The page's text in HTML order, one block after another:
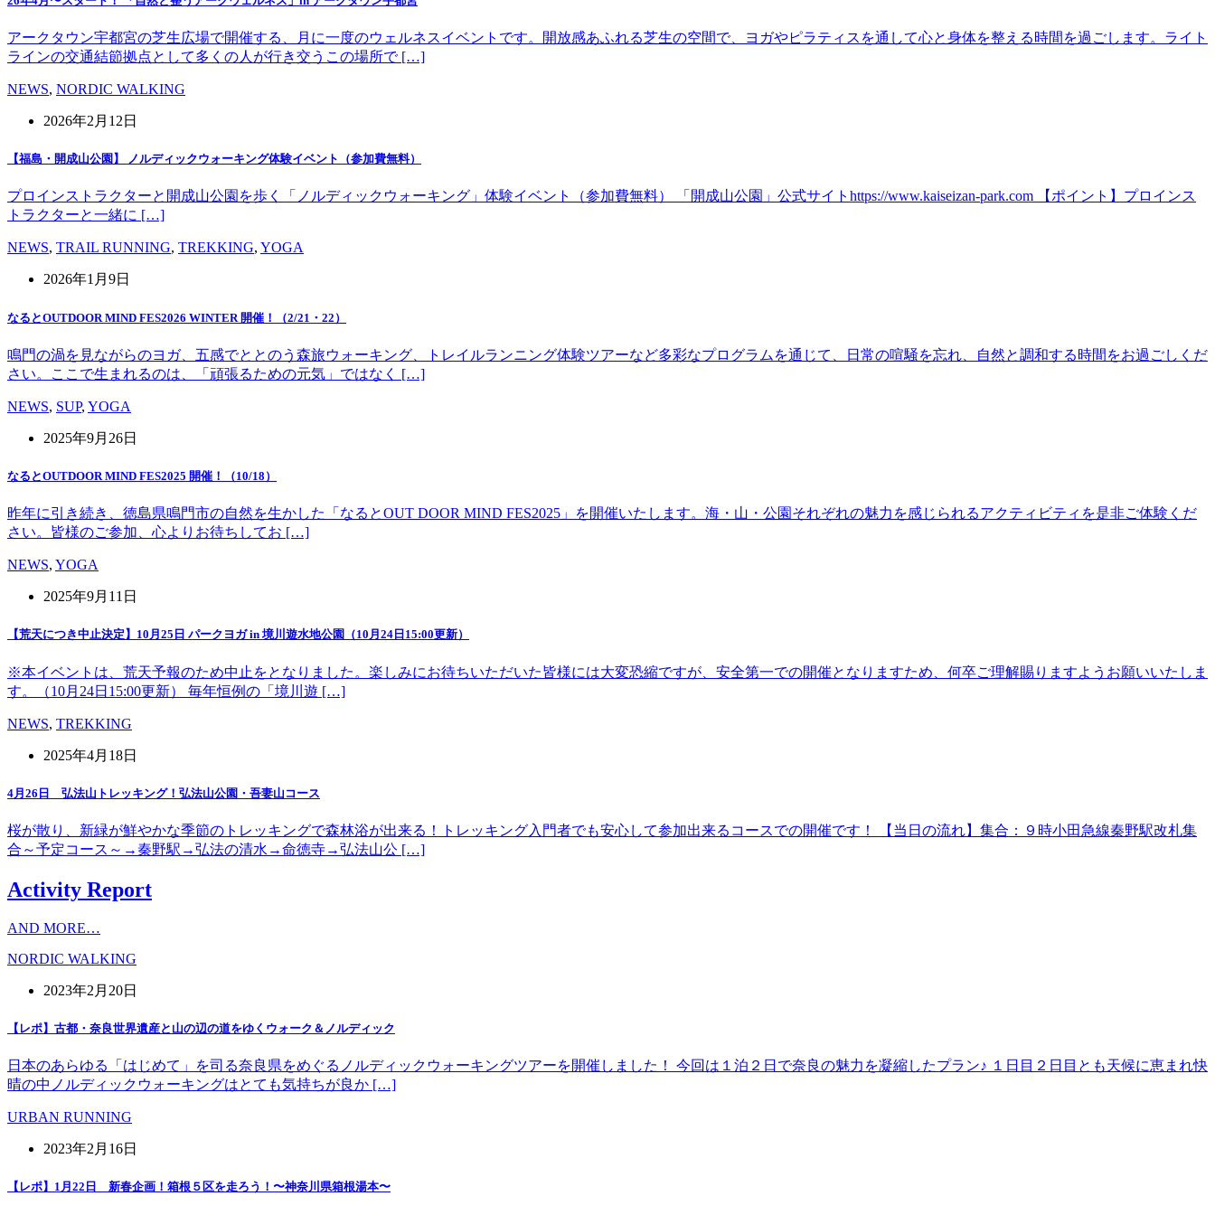
アークタウン宇都宮の芝生広場で開催する、月に一度のウェルネスイベントです。開放感あふれる芝生の空間で、ヨガやピラティスを通して心と身体を整える時間を過ごします。ライト
ラインの交通結節拠点として多くの人が行き交うこの場所で […]
NEWS, NORDIC WALKING
2026年2月12日
【福島・開成山公園】 ノルディックウォーキング体験イベント（参加費無料）
プロインストラクターと開成山公園を歩く「ノルディックウォーキング」体験イベント（参加費無料） 「開成山公園」公式サイトhttps://www.kaiseizan-park.com 【ポイント】プロインス
トラクターと一緒に […]
NEWS, TRAIL RUNNING, TREKKING, YOGA
2026年1月9日
なるとOUTDOOR MIND FES2026 WINTER 開催！（2/21・22）
鳴門の渦を見ながらのヨガ、五感でととのう森旅ウォーキング、トレイルランニング体験ツアーなど多彩なプログラムを通じて、日常の喧騒を忘れ、自然と調和する時間をお過ごしくだ
さい。ここで生まれるのは、「頑張るための元気」ではなく […]
NEWS, SUP, YOGA
2025年9月26日
なるとOUTDOOR MIND FES2025 開催！（10/18）
昨年に引き続き、徳島県鳴門市の自然を生かした「なるとOUT DOOR MIND FES2025」を開催いたします。海・山・公園それぞれの魅力を感じられるアクティビティを是非ご体験くだ
さい。皆様のご参加、心よりお待ちしてお […]
NEWS, YOGA
2025年9月11日
【荒天につき中止決定】10月25日 パークヨガ in 境川遊水地公園（10月24日15:00更新）
※本イベントは、荒天予報のため中止をとなりました。楽しみにお待ちいただいた皆様には大変恐縮ですが、安全第一での開催となりますため、何卒ご理解賜りますようお願いいたしま
す。（10月24日15:00更新） 毎年恒例の「境川遊 […]
NEWS, TREKKING
2025年4月18日
4月26日 弘法山トレッキング！弘法山公園・吾妻山コース
桜が散り、新緑が鮮やかな季節のトレッキングで森林浴が出来る！トレッキング入門者でも安心して参加出来るコースでの開催です！ 【当日の流れ】集合：９時小田急線秦野駅改札集
合～予定コース～→秦野駅→弘法の清水→命徳寺→弘法山公 […]
Activity Report
AND MORE…
NORDIC WALKING
2023年2月20日
【レポ】古都・奈良世界遺産と山の辺の道をゆくウォーク＆ノルディック
日本のあらゆる「はじめて」を司る奈良県をめぐるノルディックウォーキングツアーを開催しました！ 今回は１泊２日で奈良の魅力を凝縮したプラン♪ １日目２日目とも天候に恵まれ快
晴の中ノルディックウォーキングはとても気持ちが良か […]
URBAN RUNNING
2023年2月16日
【レポ】1月22日 新春企画！箱根５区を走ろう！〜神奈川県箱根湯本〜